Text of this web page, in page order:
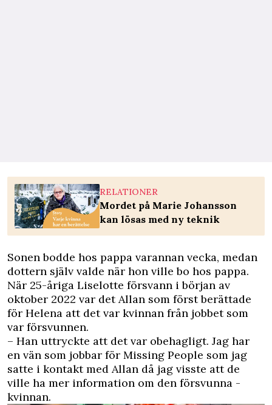
RELATIONER
Mordet på Marie Johansson
kan lösas med ny teknik
Sonen bodde hos pappa varannan vecka, medan
dottern själv valde när hon ville bo hos pappa.
När 25-åriga Liselotte försvann i början av
oktober 2022 var det Allan som först berättade
för Helena att det var kvinnan från jobbet som
var försvunnen.
– Han uttryckte att det var obehagligt. Jag har
en vän som jobbar för Missing People som jag
satte i kontakt med Allan då jag visste att de
ville ha mer information om den försvunna ­
kvinnan.